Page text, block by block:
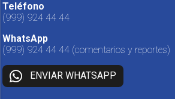
Teléfono
(999) 924 44 44
WhatsApp
(999) 924 44 44 (comentarios y reportes)
ENVIAR WHATSAPP